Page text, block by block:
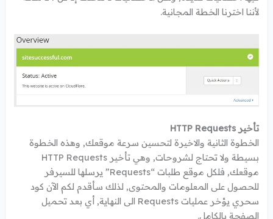
لأننا اخترنا الخطة المجانية.
تأخير HTTP Requests
الخطوة الثانية والاخيرة لتحسين سرعة موقعك, وهذه الخطوة
بسيطة ولا تحتاج لشروحات, وهي تأخير HTTP Requests
موقعك, فلكل موقع طلبات “Requests” يرسلها للسيرفر
للحصول على المعلومات والمحتوى, لذلك سأقدم لكم الآن كود
سحري يؤخر عمليات Requests الى النهاية, أي بعد تحميل
الصفحة بالكامل.